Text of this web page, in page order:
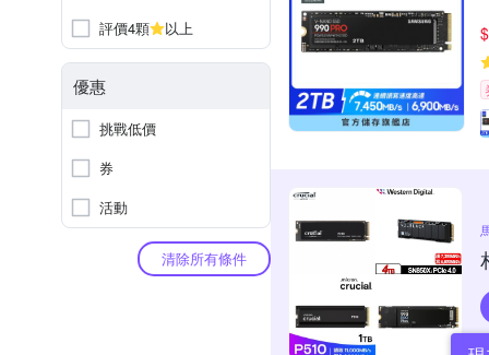
評價4顆
以上
優惠
挑戰低價
券
活動
清除所有條件
$